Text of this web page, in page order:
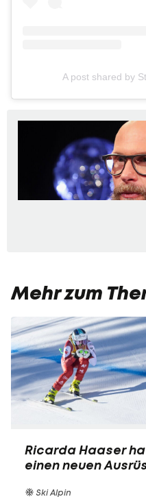
A post shared by
Mehr zum
Ricarda Haaser
einen neuen
Ski Alpin